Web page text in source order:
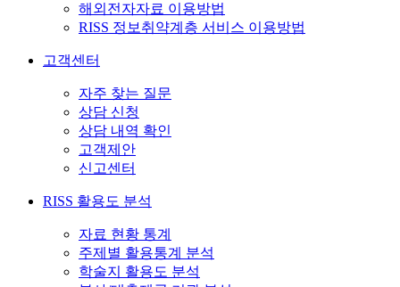
해외전자자료 이용방법
RISS 정보취약계층 서비스 이용방법
고객센터
자주 찾는 질문
상담 신청
상담 내역 확인
고객제안
신고센터
RISS 활용도 분석
자료 현황 통계
주제별 활용통계 분석
학술지 활용도 분석